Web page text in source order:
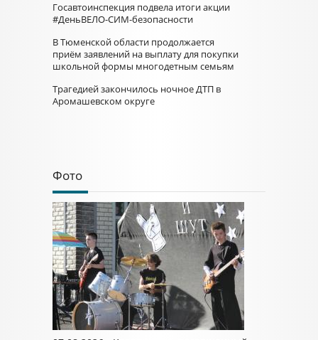
Госавтоинспекция подвела итоги акции
#ДеньВЕЛО-СИМ-безопасности
В Тюменской области продолжается
приём заявлений на выплату для покупки
школьной формы многодетным семьям
Трагедией закончилось ночное ДТП в
Аромашевском округе
Фото